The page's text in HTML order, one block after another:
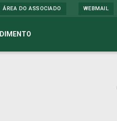
ÁREA DO ASSOCIADO WEBMAIL